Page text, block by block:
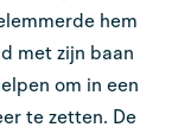
hem
met zijn baan
om in een
te zetten. De